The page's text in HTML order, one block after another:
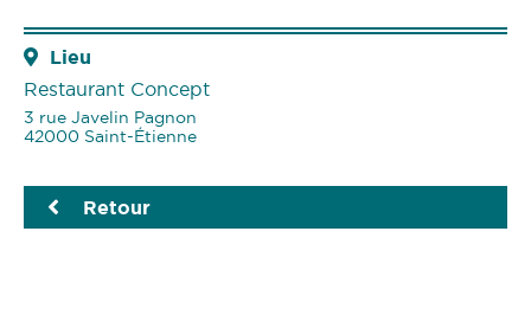
Lieu
Restaurant Concept
3 rue Javelin Pagnon
42000 Saint-Étienne
Retour